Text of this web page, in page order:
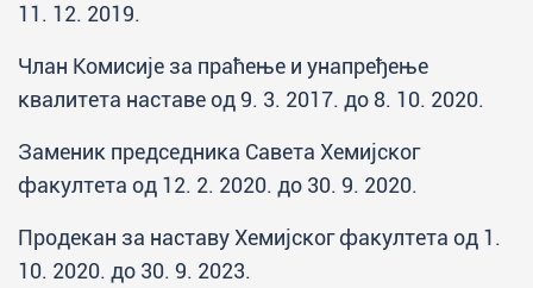
11. 12. 2019.
Члан Комисије за праћење и унапређење
квалитета наставе од 9. 3. 2017. до 8. 10. 2020.
Заменик председника Савета Хемијског
факултета од 12. 2. 2020. до 30. 9. 2020.
Продекан за наставу Хемијског факултета од 1.
10. 2020. до 30. 9. 2023.